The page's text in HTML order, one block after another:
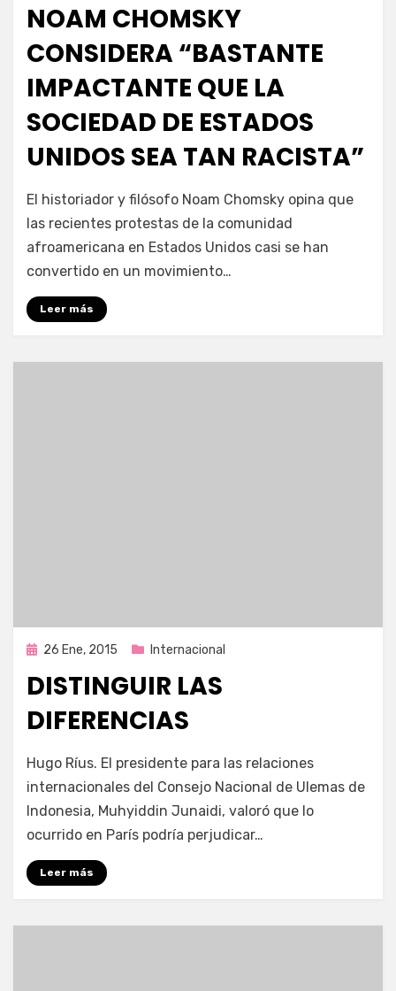
NOAM CHOMSKY
CONSIDERA “BASTANTE
IMPACTANTE QUE LA
SOCIEDAD DE ESTADOS
UNIDOS SEA TAN RACISTA”
por Enrique
El historiador y filósofo Noam Chomsky opina que
las recientes protestas de la comunidad
afroamericana en Estados Unidos casi se han
convertido en un movimiento…
Leer más
Publicada
26 Ene, 2015 Internacional
DISTINGUIR LAS
DIFERENCIAS
Enrique
Hugo Ríus. El presidente para las relaciones
internacionales del Consejo Nacional de Ulemas de
Indonesia, Muhyiddin Junaidi, valoró que lo
ocurrido en París podría perjudicar…
Leer más